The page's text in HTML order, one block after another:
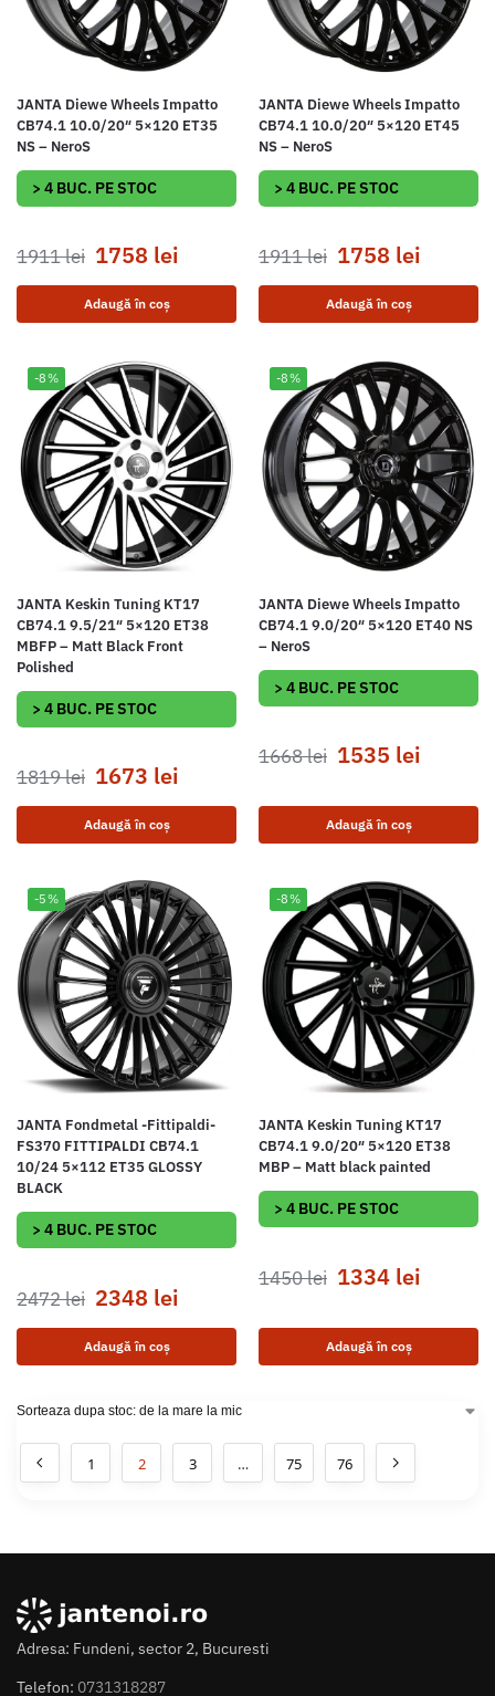
JANTA Diewe Wheels Impatto
CB74.1 10.0/20″ 5×120 ET35
NS – NeroS
> 4 BUC. PE STOC
1911lei 1758 lei
Adaugă în coș
JANTA Diewe Wheels Impatto
CB74.1 10.0/20″ 5×120 ET45
NS – NeroS
> 4 BUC. PE STOC
1911lei 1758 lei
Adaugă în coș
-8%
JANTA Keskin Tuning KT17
CB74.1 9.5/21″ 5×120 ET38
MBFP – Matt Black Front
Polished
> 4 BUC. PE STOC
1819lei 1673 lei
Adaugă în coș
-8%
JANTA Diewe Wheels Impatto
CB74.1 9.0/20″ 5×120 ET40 NS
– NeroS
> 4 BUC. PE STOC
1668lei 1535 lei
Adaugă în coș
-5%
JANTA Fondmetal -Fittipaldi-
FS370 FITTIPALDI CB74.1
10/24 5×112 ET35 GLOSSY
BLACK
> 4 BUC. PE STOC
2472lei 2348 lei
Adaugă în coș
-8%
JANTA Keskin Tuning KT17
CB74.1 9.0/20″ 5×120 ET38
MBP – Matt black painted
> 4 BUC. PE STOC
1450lei 1334 lei
Adaugă în coș
1 2 3 … 75 76
Adresa: Fundeni, sector 2, Bucuresti
Telefon: 0731318287